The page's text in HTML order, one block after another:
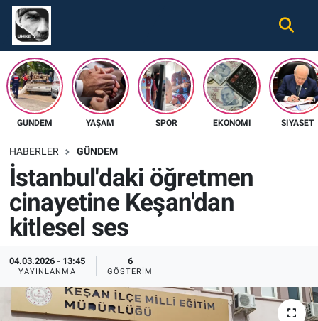
GÜNDEM YAŞAM SPOR EKONOMI SIYASET
HABERLER GÜNDEM
İstanbul'daki öğretmen
cinayetine Keşan'dan
kitlesel ses
04.03.2026 - 13:45
YAYINLANMA
6
GÖSTERIM
Gündem
Ekonomi
Spor
Tüm Haberler
İletişim
Künye
Nöbetçi Eczaneler
Hava Durumu
Namaz Vakitleri
Süper Lig Puan Durumu ve Fikstür
Tüm Manşetler
Son Dakika Haberleri
Haber Arşivi